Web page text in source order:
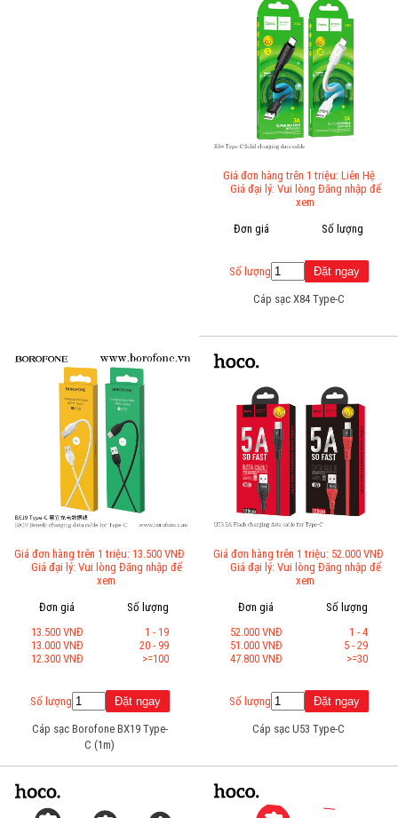
Giá đơn hàng trên 1 triệu: Liên Hệ
Giá đại lý: Vui lòng Đăng nhập để
xem
Đơn giá
Số lượng
Số lượng
Cáp sạc X84 Type-C
Giá đơn hàng trên 1 triệu: 13.500 VNĐ
Giá đại lý: Vui lòng Đăng nhập để
xem
Đơn giá
13.500 VNĐ
13.000 VNĐ
12.300 VNĐ
Số lượng
1 - 19
20 - 99
>=100
Số lượng
Cáp sạc Borofone BX19 Type-
C (1m)
Giá đơn hàng trên 1 triệu: 52.000 VNĐ
Giá đại lý: Vui lòng Đăng nhập để
xem
Đơn giá
52.000 VNĐ
51.000 VNĐ
47.800 VNĐ
Số lượng
1 - 4
5 - 29
>=30
Số lượng
Cáp sạc U53 Type-C